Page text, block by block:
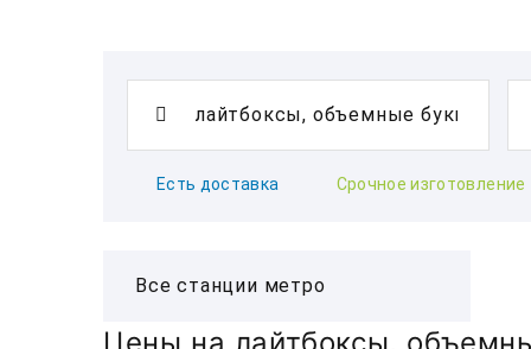
Есть доставка Срочное изготовление